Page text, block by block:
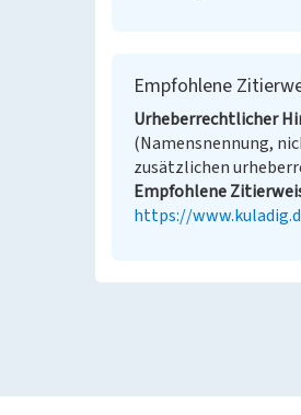
Empfohlene
Urheberrechtlicher
(Namensnennung,
zusätzlichen
Empfohlene
https://